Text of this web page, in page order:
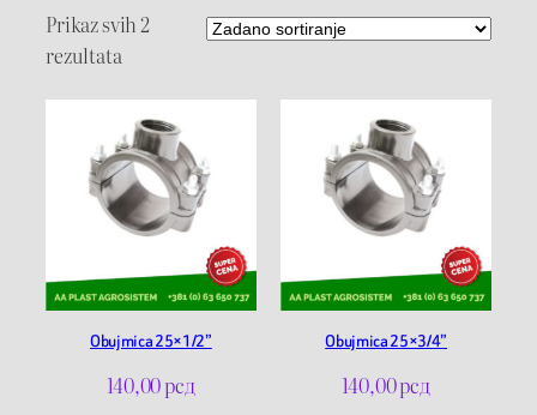
Prikaz svih 2
rezultata
Obujmica 25×1/2”
140,00рсд
Obujmica 25×3/4”
140,00рсд